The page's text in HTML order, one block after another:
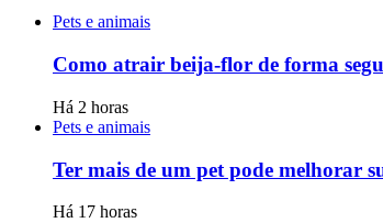
Pets e animais
Como atrair beija-flor de forma
Há 2 horas
Pets e animais
Ter mais de um pet pode melhorar
Há 17 horas